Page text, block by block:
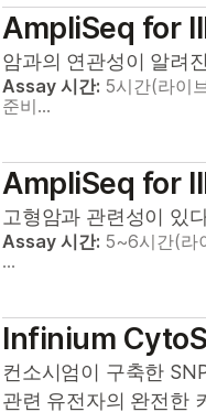
AmpliSeq for
암과의 연관성이 알려
Assay 시간: 5시간(라이
준비…
AmpliSeq for
고형암과 관련성이 있
Assay 시간: 5~6시간(라
…
Infinium
컨소시엄이 구축한
관련 유전자의 완전한